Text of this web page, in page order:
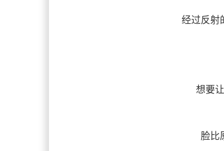
经过反射
想要
脸比